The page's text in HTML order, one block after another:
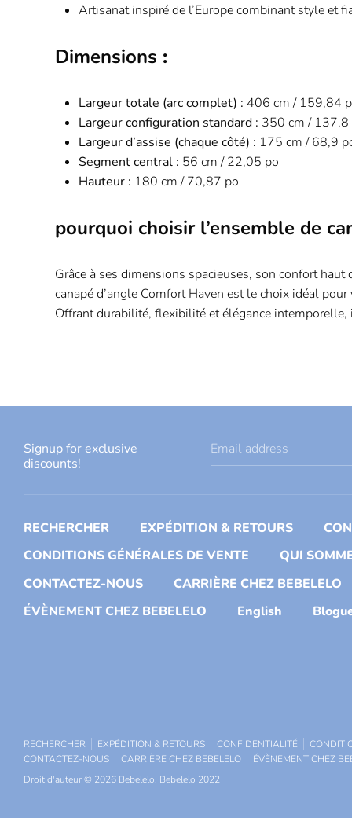
Artisanat inspiré de l’Europe combinant style et
Dimensions :
Largeur totale (arc complet) : 406 cm / 159,84
Largeur configuration standard : 350 cm / 137,8
Largeur d’assise (chaque côté) : 175 cm / 68,9
Segment central : 56 cm / 22,05 po
Hauteur : 180 cm / 70,87 po
pourquoi choisir l’ensemble de
Grâce à ses dimensions spacieuses, son confort
canapé d’angle Comfort Haven est le choix idéal
Offrant durabilité, flexibilité et élégance
Signup for exclusive
discounts!
Email address
RECHERCHER EXPÉDITION & RETOURS
CONDITIONS GÉNÉRALES DE VENTE
QUI
CONTACTEZ-NOUS
CARRIÈRE CHEZ BEBELELO
ÉVÈNEMENT CHEZ BEBELELO
English
RECHERCHER EXPÉDITION & RETOURS CONFIDENTIALITÉ
CONTACTEZ-NOUS
CARRIÈRE CHEZ BEBELELO
ÉVÈNEMENT CHEZ
Droit d'auteur © 2026 Bebelelo. Bebelelo 2022